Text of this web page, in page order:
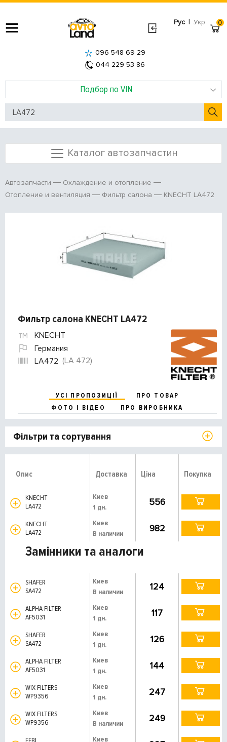
Рус | Укр
Подбор по VIN
096 548 69 29
044 229 53 86
0
Каталог автозапчастин
Автозапчасти
Охлаждение и отопление
Отопление и вентиляция
Фильтр салона KNECHT LA472
Фильтр салона KNECHT LA472
KNECHT
Германия
LA472 (LA 472)
УСІ ПРОПОЗИЦІЇ
ПРО ТОВАР
ФОТО І ВІДЕО
ПРО ВИРОБНИКА
Фільтри та сортування
Опис Доставка Ціна Покупка
KNECHT
LA472
Киев
1 дн.
556
KNECHT
LA472
Киев
В наличии
982
Замінники та аналоги
SHAFER
SA472
Киев
В наличии
124
ALPHA FILTER
AF5031
Киев
1 дн.
117
SHAFER
SA472
Киев
1 дн.
126
ALPHA FILTER
AF5031
Киев
1 дн.
144
WIX FILTERS
WP9356
Киев
1 дн.
247
WIX FILTERS
WP9356
Киев
В наличии
249
Киев